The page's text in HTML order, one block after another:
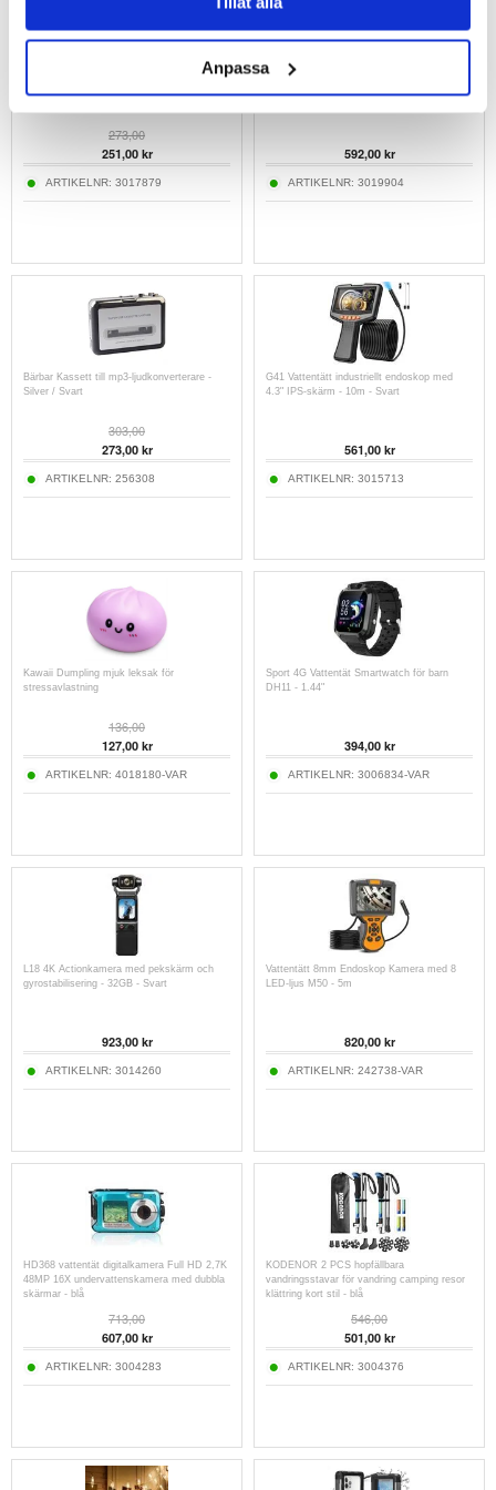
Anpassa
A1 Retro-digitalkamera, 50MP, 4K-video och
8x zoom - svart
273,00
251,00kr
ARTIKELNR: 3017879
RGB-joysticks – svart
592,00kr
ARTIKELNR: 3019904
Bärbar Kassett till mp3-ljudkonverterare -
Silver / Svart
303,00
273,00kr
ARTIKELNR: 256308
G41 Vattentätt industriellt endoskop med
4.3" IPS-skärm - 10m - Svart
561,00kr
ARTIKELNR: 3015713
Kawaii Dumpling mjuk leksak för
stressavlastning
136,00
127,00kr
ARTIKELNR: 4018180-VAR
Sport 4G Vattentät Smartwatch för barn
DH11 - 1.44"
394,00kr
ARTIKELNR: 3006834-VAR
L18 4K Actionkamera med pekskärm och
gyrostabilisering - 32GB - Svart
923,00kr
ARTIKELNR: 3014260
Vattentätt 8mm Endoskop Kamera med 8
LED-ljus M50 - 5m
820,00kr
ARTIKELNR: 242738-VAR
HD368 vattentät digitalkamera Full HD 2,7K
48MP 16X undervattenskamera med dubbla
skärmar - blå
713,00
607,00kr
ARTIKELNR: 3004283
KODENOR 2 PCS hopfällbara
vandringsstavar för vandring camping resor
klättring kort stil - blå
546,00
501,00kr
ARTIKELNR: 3004376